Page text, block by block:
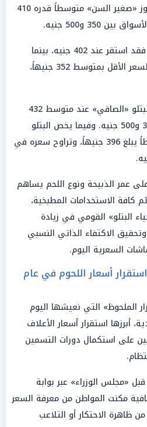
«اللحم الكندوز»: سجل الكندوز «صغير السن» متوسطاً قدره 410
350 و500 جنيه.
أما الكندوز «متوسط السن» فقد استقر عند 402 جنيه، بينما
سجل الكندوز «كبير السن» السعر الأقل بمتوسط 352 جنيهاً،
«اللحم البتلو»: استقر سعر البتلو «الصافي» عند متوسط 432
جنيهاً للكيلو، وتراوح بين 350 و500 جنيه. وفيما يخص البتلو
«بالعظم»، فقد سجل متوسطاً يبلغ 396 جنيهاً، وتراوح سعره في
عمر الذبيحة ونوع اللحم يساهم
كافة الاستخدامات المطبخية،
البتلو» القومي في زيادة
الاكتفاء الذاتي النسبي
السعرية اليوم.
أسعار اللحوم في عام
الملحوظ» التي نعيشها اليوم
أبرزها استقرار أسعار الأعلاف
على استكمال دورات التسمين
«مجلس الوزراء» عبر بوابة
مكنت المواطن من معرفة السعر
ظاهرة الاحتكار أو التلاعب